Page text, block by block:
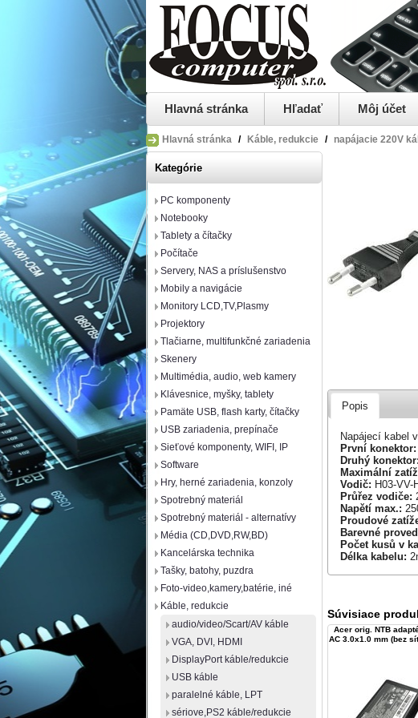
Hlavná stránka Hľadať Môj účet
Hlavná stránka / Káble, redukcie / napájacie 220V
Kategórie
PC komponenty
Notebooky
Tablety a čítačky
Počítače
Servery, NAS a príslušenstvo
Mobily a navigácie
Monitory LCD,TV,Plasmy
Projektory
Tlačiarne, multifunkčné zariadenia
Skenery
Multimédia, audio, web kamery
Klávesnice, myšky, tablety
Pamäte USB, flash karty, čítačky
USB zariadenia, prepínače
Sieťové komponenty, WIFI, IP
Software
Hry, herné zariadenia, konzoly
Spotrebný materiál
Spotrebný materiál - alternatívy
Média (CD,DVD,RW,BD)
Kancelárska technika
Tašky, batohy, puzdra
Foto-video,kamery,batérie, iné
Káble, redukcie
audio/video/Scart/AV káble
VGA, DVI, HDMI
DisplayPort káble/redukcie
USB káble
paralelné káble, LPT
sériove,PS2 káble/redukcie
Popis
Napájecí kabel
První konektor:
Druhý konektor:
Maximální
Vodič: H03-VV-
Průřez vodiče:
Napětí max.:
Proudové
Barevné
Počet kusů v
Délka kabelu:
Súvisiace
Acer orig. NTB
AC 3.0x1.0 mm (bez